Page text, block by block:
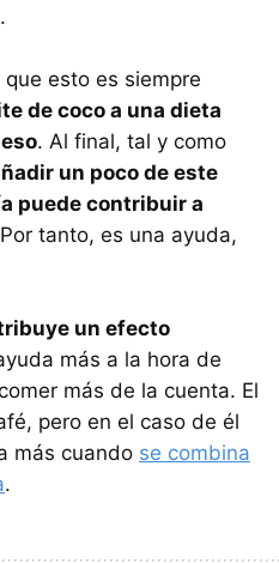
.
esto es siempre
de coco a una dieta
. Al final, tal y como
un poco de este
puede contribuir a
tanto, es una ayuda,
un efecto
más a la hora de
más de la cuenta. El
pero en el caso de él
más cuando se combina
.